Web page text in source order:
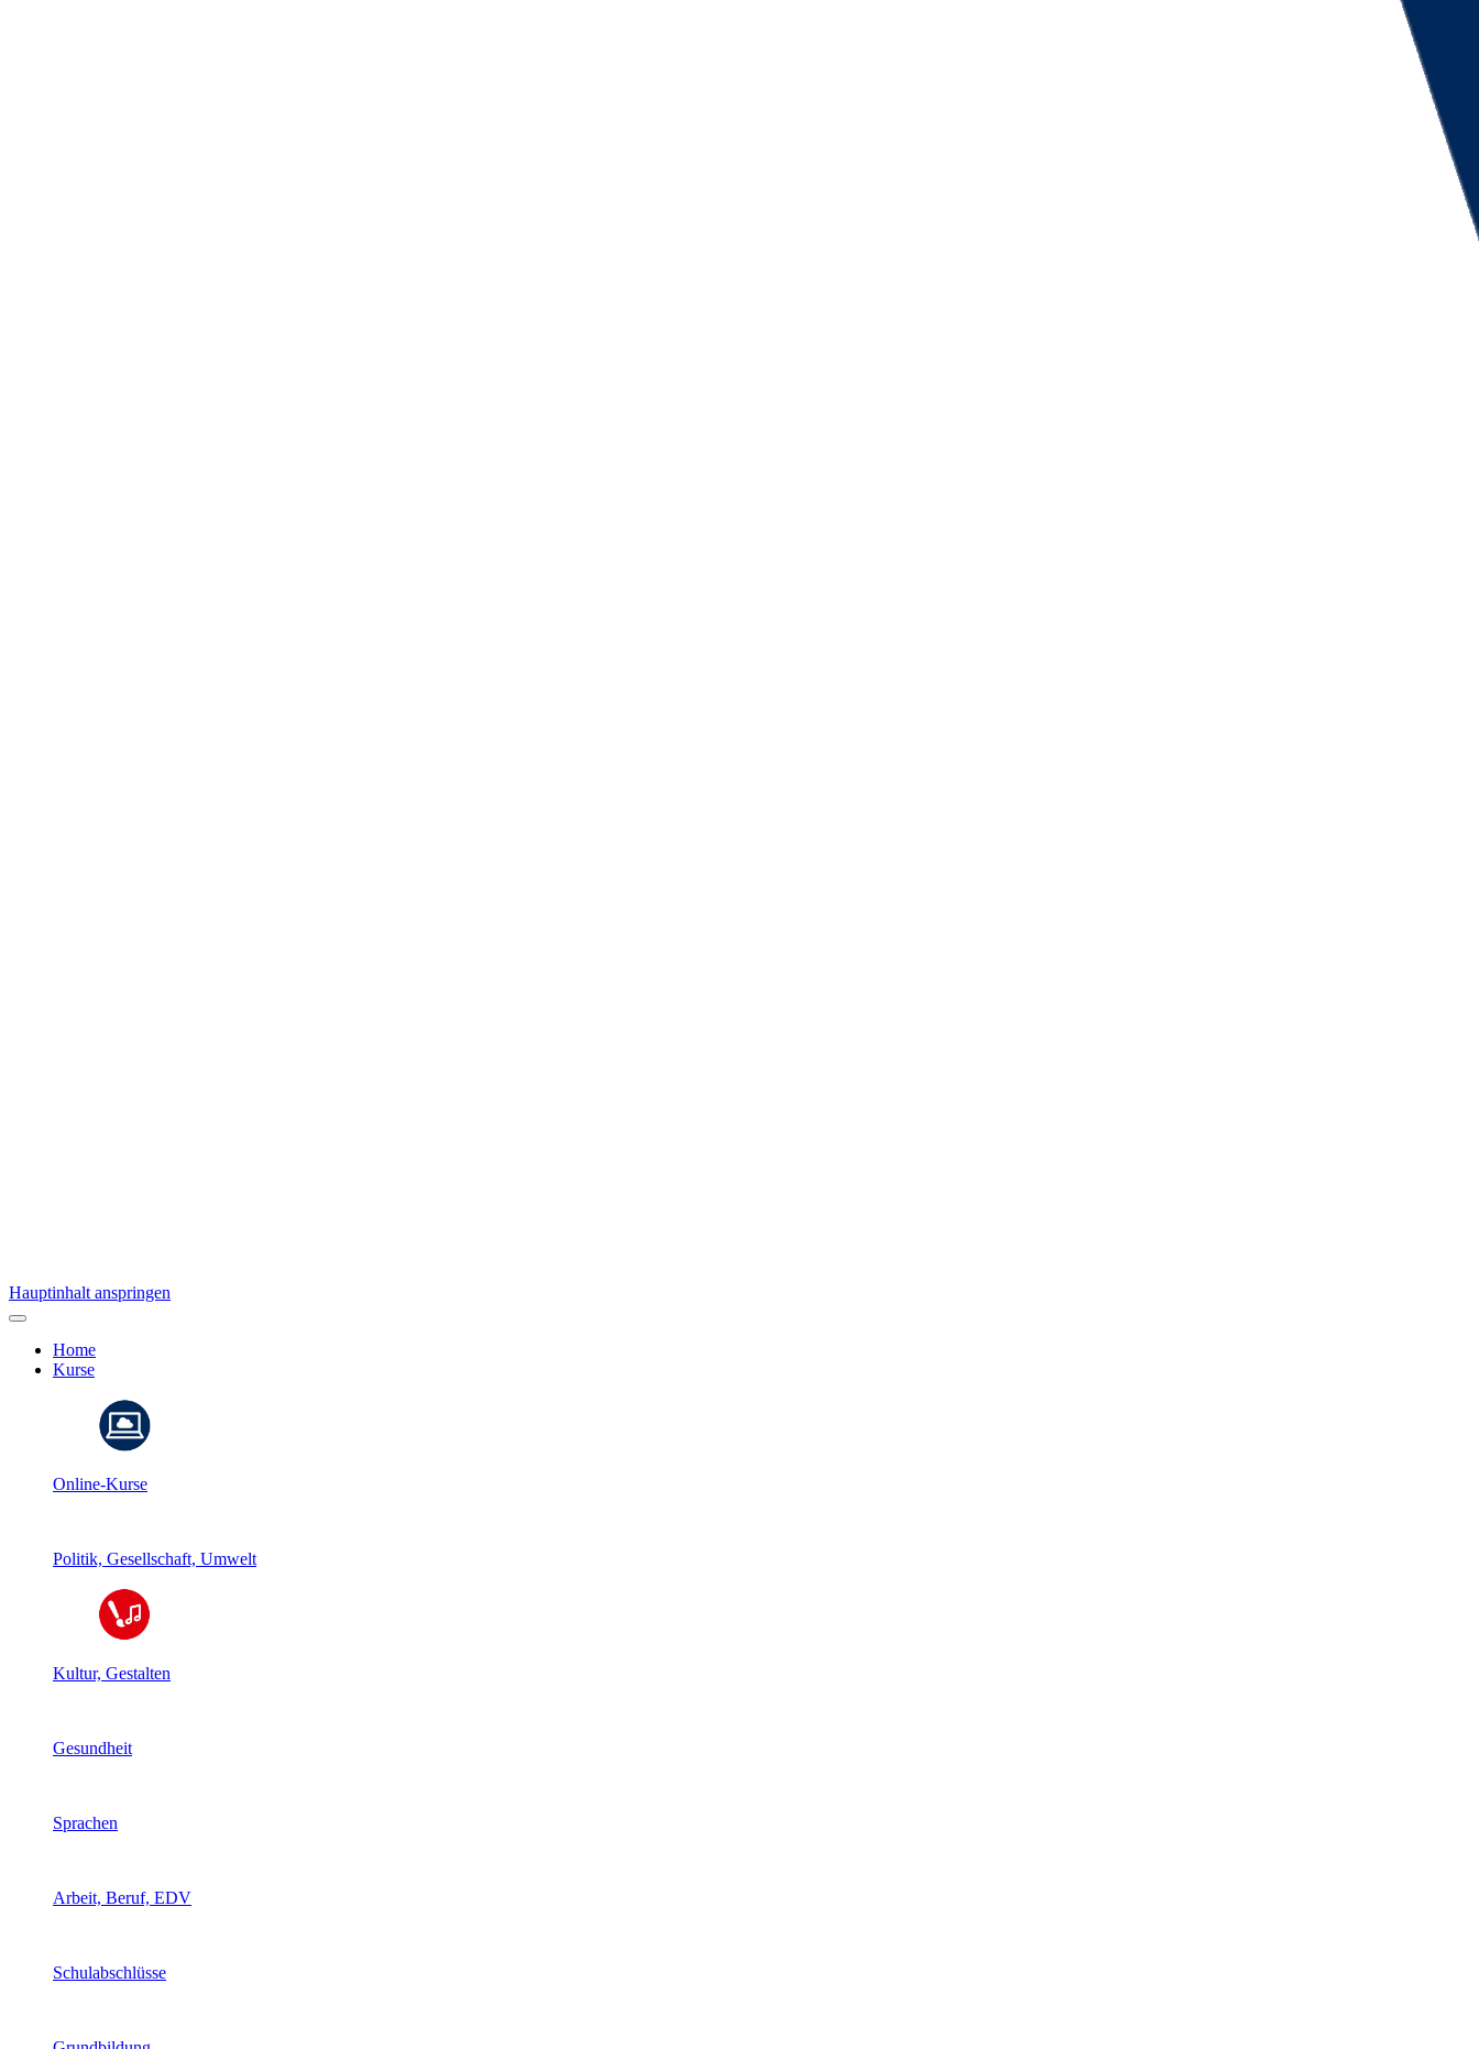
Hauptinhalt anspringen
Home
Kurse
Online-Kurse
Politik, Gesellschaft, Umwelt
Kultur, Gestalten
Gesundheit
Sprachen
Arbeit, Beruf, EDV
Schulabschlüsse